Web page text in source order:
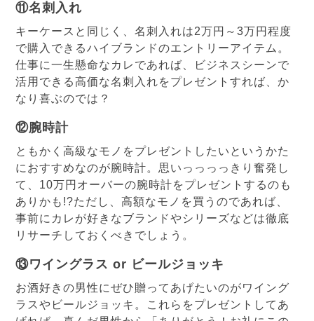
⑪名刺入れ
キーケースと同じく、名刺入れは2万円～3万円程度
で購入できるハイブランドのエントリーアイテム。
仕事に一生懸命なカレであれば、ビジネスシーンで
活用できる高価な名刺入れをプレゼントすれば、か
なり喜ぶのでは？
⑫腕時計
ともかく高級なモノをプレゼントしたいというかた
におすすめなのが腕時計。思いっっっっきり奮発し
て、10万円オーバーの腕時計をプレゼントするのも
ありかも!?ただし、高額なモノを買うのであれば、
事前にカレが好きなブランドやシリーズなどは徹底
リサーチしておくべきでしょう。
⑬ワイングラス or ビールジョッキ
お酒好きの男性にぜひ贈ってあげたいのがワイング
ラスやビールジョッキ。これらをプレゼントしてあ